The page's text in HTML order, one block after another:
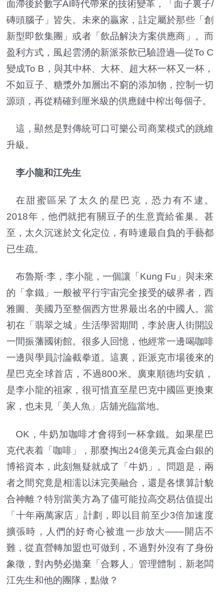
面滯後於數字AI時代帶來的技術變革，「面子裏子/
磚頭腦子」皆失。未來的贏家，註定屬於那些「創
新型即飲集團」或者「飲品解決方案供應商」。而
盈利方式，風起雲湧的新派茶飲已驗證過—從To C
變成To B，與其中杯、大杯、超大杯一杯又一杯，
不如豆子、糖漿外加層出不窮的添加物，控制一切
源頭，再從精確到厘米級的供應鏈中榨出每個子。
這，顯然是對傳統可口可樂公司商業模式的跳維
升級。
李小龍和江先生
在甜蜜區呆了太久的星巴克，恐力有不逮。
2018年，他們就把有關豆子的生意賣給雀巢。甚
至，太久沉迷於文化定位，有時連最自負的手藝都
已生疏。
布魯斯·李，李小龍，一個讓「Kung Fu」與未來
的「拿鐵」一般被平行宇宙完全接受的破界者，西
雅圖、美國乃至整個西方世界最出名的中國人。當
初在「翡翠之城」生活學習期間，李於唐人街開設
一間振藩國術館。很多人回憶，他經常一邊喝咖啡
一邊與學員討論截拳道。這裏，距派克市場後來的
星巴克全球首店，不過800米。廣東順德均安鎮，
是李小龍的祖家，很可惜直至星巴克中國區更換東
家，也未見「美人魚」店舖光臨當地。
OK，牛奶加咖啡才會得到一杯拿鐵。如果星巴
克代表着「咖啡」，那麼掏出24億美元真金白銀的
博裕資本，此刻無疑就成了「牛奶」。問題是，兩
者之間究竟是相濡以沫完美融合，還是各懷算計貌
合神離？特別當美方為了儘可能拉高交易估值提出
「十年兩萬家店」計劃，即以目前至少3倍加速度
擴張時，人們的好奇心被進一步放大——開店不
難，從直營轉加盟也可做到，不過對外沒有了身份
象徵，對內勢必拋棄「合夥人」管理體制，新老闆
江先生和他的團隊，點做？